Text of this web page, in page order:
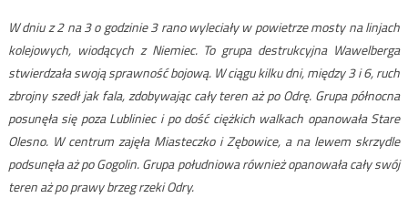
W dniu z 2 na 3 o godzinie 3 rano wyleciały w powietrze mosty na linjach
kolejowych, wiodących z Niemiec. To grupa destrukcyjna Wawelberga
stwierdzała swoją sprawność bojową. W ciągu kilku dni, między 3 i 6, ruch
zbrojny szedł jak fala, zdobywając cały teren aż po Odrę. Grupa północna
posunęła się poza Lubliniec i po dość ciężkich walkach opanowała Stare
Olesno. W centrum zajęła Miasteczko i Zębowice, a na lewem skrzydle
podsunęła aż po Gogolin. Grupa południowa również opanowała cały swój
teren aż po prawy brzeg rzeki Odry.